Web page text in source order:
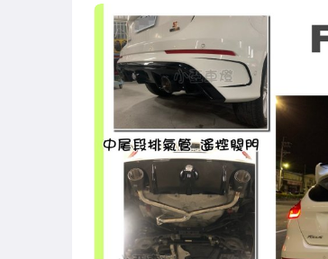
其他汽車零配件
原廠=規格大燈.正廠大燈
改裝=R8燈眉款DRL大燈
改裝=晶鑽大燈.黑框大燈
改裝=光圈魚眼大燈.一般魚眼大燈
手工改=3D/CCFL/COB光圈魚眼大燈